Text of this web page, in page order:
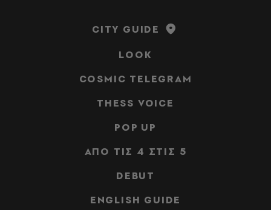
CITY GUIDE
LOOK
COSMIC TELEGRAM
THESS VOICE
POP UP
ΑΠΟ ΤΙΣ 4 ΣΤΙΣ 5
DEBUT
ENGLISH GUIDE